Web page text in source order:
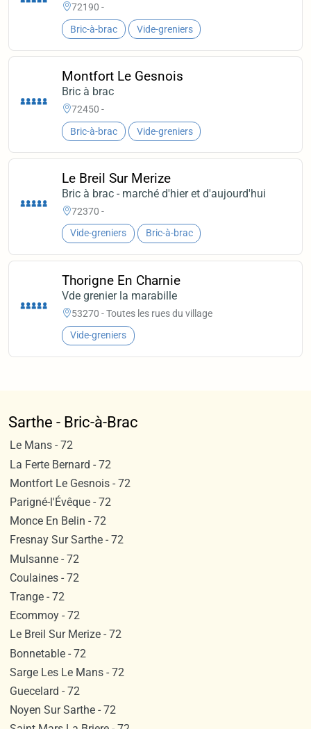
72190 -
Bric-à-brac Vide-greniers
Montfort Le Gesnois
Bric à brac
72450 -
Bric-à-brac Vide-greniers
Le Breil Sur Merize
Bric à brac - marché d'hier et d'aujourd'hui
72370 -
Vide-greniers Bric-à-brac
Thorigne En Charnie
Vde grenier la marabille
53270 - Toutes les rues du village
Vide-greniers
Sarthe - Bric-à-Brac
Le Mans - 72
La Ferte Bernard - 72
Montfort Le Gesnois - 72
Parigné-l'Évêque - 72
Monce En Belin - 72
Fresnay Sur Sarthe - 72
Mulsanne - 72
Coulaines - 72
Trange - 72
Ecommoy - 72
Le Breil Sur Merize - 72
Bonnetable - 72
Sarge Les Le Mans - 72
Guecelard - 72
Noyen Sur Sarthe - 72